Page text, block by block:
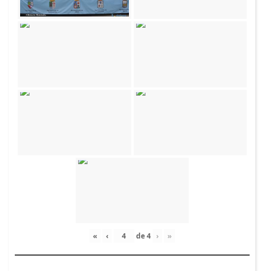
« ‹ de4 › »